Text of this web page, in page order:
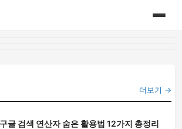
글 검색 연산자 숨은 활용법 12가지 총정리
더보기 →